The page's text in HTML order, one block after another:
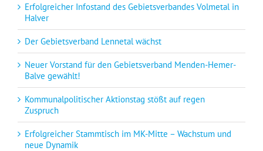
Erfolgreicher Infostand des Gebietsverbandes Volmetal in
Halver
Der Gebietsverband Lennetal wächst
Neuer Vorstand für den Gebietsverband Menden-Hemer-
Balve gewählt!
Kommunalpolitischer Aktionstag stößt auf regen
Zuspruch
Erfolgreicher Stammtisch im MK-Mitte – Wachstum und
neue Dynamik